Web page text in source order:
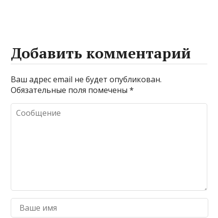
Добавить комментарий
Ваш адрес email не будет опубликован.
Обязательные поля помечены*